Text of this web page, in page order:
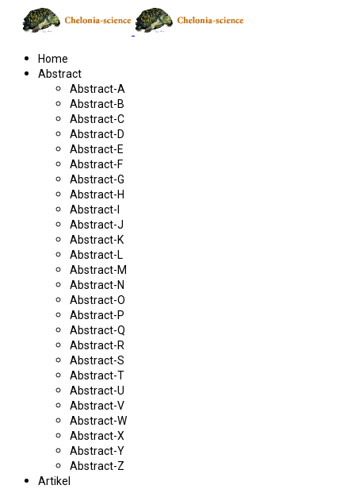
Home
Abstract
Abstract-A
Abstract-B
Abstract-C
Abstract-D
Abstract-E
Abstract-F
Abstract-G
Abstract-H
Abstract-I
Abstract-J
Abstract-K
Abstract-L
Abstract-M
Abstract-N
Abstract-O
Abstract-P
Abstract-Q
Abstract-R
Abstract-S
Abstract-T
Abstract-U
Abstract-V
Abstract-W
Abstract-X
Abstract-Y
Abstract-Z
Artikel